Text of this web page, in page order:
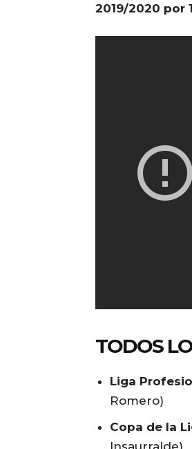
2019/2020 por
TODOS
Liga
Romero)
Copa de la